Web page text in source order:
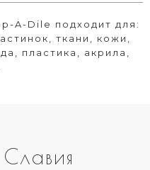
A-Dile подходит для:
ткани, кожи,
пластика, акрила,